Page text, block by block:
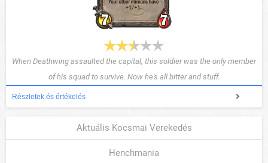
When Deathwing assaulted the capital, this soldier was the only member
of his squad to survive. Now he's all bitter and stuff.
Részletek és értékelés
Aktuális Kocsmai Verekedés
Henchmania